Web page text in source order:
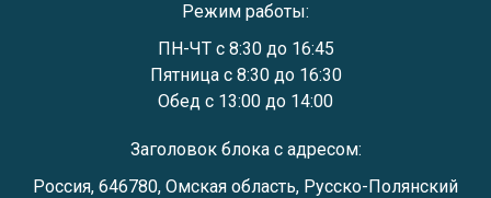
Режим работы:
ПН-ЧТ с 8:30 до 16:45
Пятница с 8:30 до 16:30
Обед с 13:00 до 14:00
Заголовок блока с адресом:
Россия, 646780, Омская область, Русско-Полянский